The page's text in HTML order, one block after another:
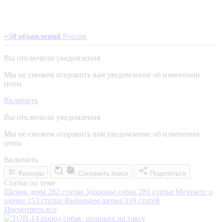
+58 объявлений Россия
Вы отключили уведомления
Мы не сможем отправить вам уведомление об изменении
цены
Включить
Вы отключили уведомления
Мы не сможем отправить вам уведомление об изменении
цены
Включить
Фильтры Сохранить поиск Поделиться
Статьи по теме
Щенок дома 282 статьи Здоровье собак 281 статья Мечтаете о
щенке 153 статьи Выбираем щенка 119 статей
Посмотреть все